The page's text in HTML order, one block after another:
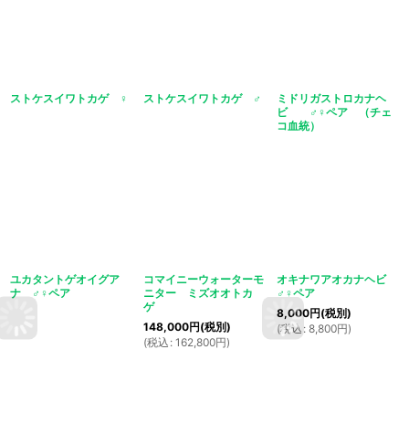
ストケスイワトカゲ ♀ ストケスイワトカゲ ♂
ミドリガストロカナヘ
ビ ♂♀ペア （チェ
コ血統）
ユカタントゲオイグア
ナ ♂♀ペア
コマイニーウォーターモ
ニター ミズオオトカ
ゲ
148,000円(税別)
(税込 : 162,800円)
オキナワアオカナヘビ
♂♀ペア
8,000円(税別)
(税込 : 8,800円)